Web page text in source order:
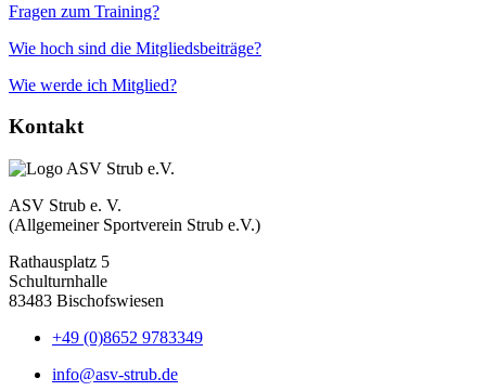
Fragen zum Training?
Wie hoch sind die Mitgliedsbeiträge?
Wie werde ich Mitglied?
Kontakt
ASV Strub e. V.
(Allgemeiner Sportverein Strub e.V.)
Rathausplatz 5
Schulturnhalle
83483 Bischofswiesen
+49 (0)8652 9783349
info@asv-strub.de